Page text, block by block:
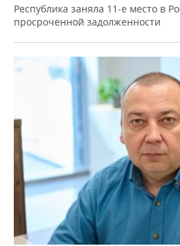
Республика заняла 11-е место в
просроченной задолженности